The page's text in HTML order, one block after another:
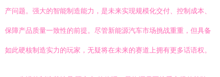
产问题。强大的智能制造能力，是未来实现规模化交付、控制成本、
保障产品质量一致性的前提。尽管新能源汽车市场挑战重重，但具备
如此硬核制造实力的玩家，无疑将在未来的赛道上拥有更多话语权。